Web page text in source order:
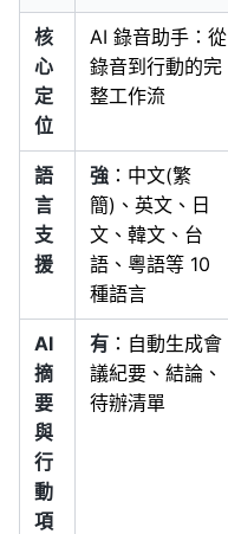
核
心
定
位
AI 錄音助手：從
錄音到行動的完
整工作流
語
言
支
援
強 ：中文(繁
簡)、英文、日
文、韓文、台
語、粵語等 10
種語言
AI
摘
要
與
行
動
項
有 ：自動生成會
議紀要、結論、
待辦清單